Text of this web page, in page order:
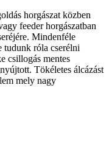
horgászat közben
feeder horgászatban
Mindenféle
tudunk róla cserélni
csillogás mentes
Tökéletes álcázást
mely nagy